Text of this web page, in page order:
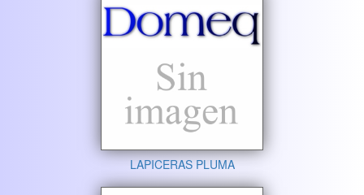
LAPICERAS PLUMA